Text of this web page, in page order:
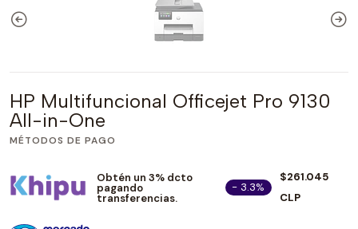
HP Multifuncional Officejet Pro 9130
All-in-One
MÉTODOS DE PAGO
Obtén un 3% dcto
pagando
transferencias.
- 3.3%
$261.045
CLP